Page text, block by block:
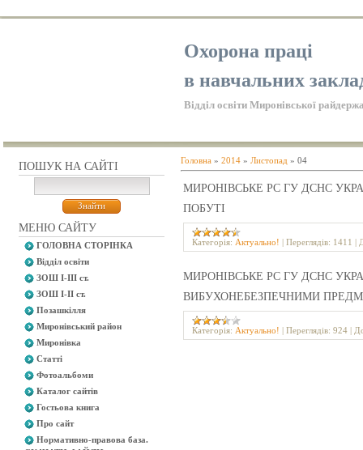
Охорона праці
в навчальних
Відділ освіти Миронівської
ПОШУК НА САЙТІ
МЕНЮ САЙТУ
ГОЛОВНА СТОРІНКА
Відділ освіти
ЗОШ І-ІІІ ст.
ЗОШ І-ІІ ст.
Позашкілля
Миронівський район
Миронівка
Статті
Фотоальбоми
Каталог сайтів
Гостьова книга
Про сайт
Нормативно-правова база.
Головна » 2014 » Листопад » 04
МИРОНІВСЬКЕ РС ГУ ДСНС
ПОБУТІ
Категорія: Актуально! | Переглядів: 1411 |
МИРОНІВСЬКЕ РС ГУ ДСНС
ВИБУХОНЕБЕЗПЕЧНИМИ
Категорія: Актуально! | Переглядів: 924 |